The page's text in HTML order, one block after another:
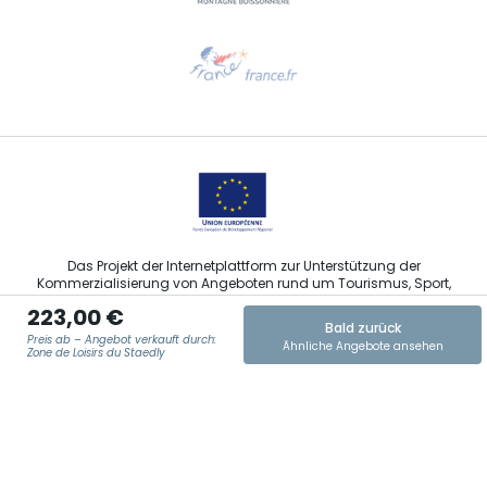
223,00 €
Preis ab – Angebot verkauft durch:
Zone de Loisirs du Staedly
Bald zurück
Ähnliche Angebote ansehen
Sprechen Sie uns per E-Mail an
Das Projekt der Internetplattform zur Unterstützung der
Kommerzialisierung von Angeboten rund um Tourismus, Sport,
Kultur und Weintourismus in der Region Grand Est wurde im
Rahmen der Maßnahmen der Europäischen Union zur
Abfederung der COVID-19-Pandemie vom Europäischen Fonds
für regionale Entwicklung (EFRE) finanziert.